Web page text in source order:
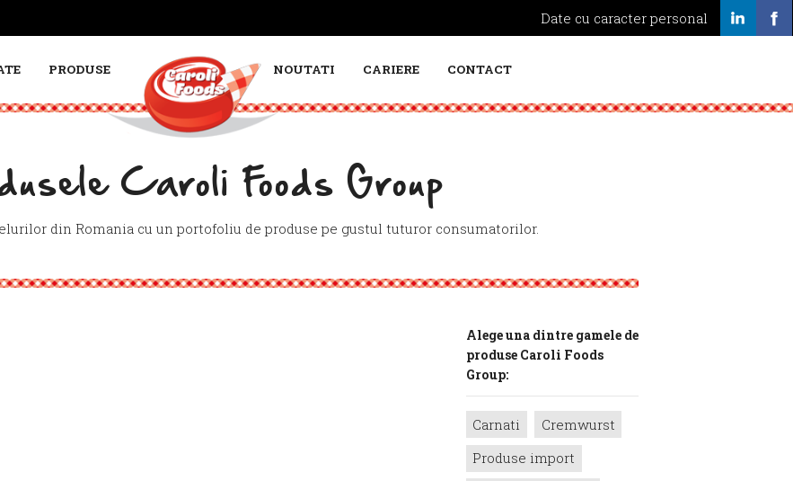
Date cu caracter personal
PRODUSE NOUTATI CARIERE CONTACT
Caroli Foods Group
din Romania cu un portofoliu de produse pe gustul tuturor consumatorilor.
Alege una dintre gamele de
produse Caroli Foods
Group:
Carnati
Cremwurst
Produse import